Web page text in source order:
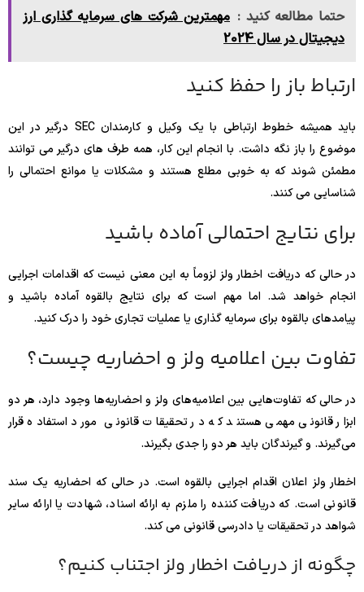
حتما مطالعه کنید : مهمترین شرکت های سرمایه گذاری ارز
دیجیتال در سال 2024
ارتباط باز را حفظ کنید
باید همیشه خطوط ارتباطی با یک وکیل و کارمندان SEC درگیر در این
موضوع را باز نگه داشت. با انجام این کار، همه طرف های درگیر می توانند
مطمئن شوند که به خوبی مطلع هستند و مشکلات یا موانع احتمالی را
شناسایی می کنند.
برای نتایج احتمالی آماده باشید
در حالی که دریافت اخطار ولز لزوماً به این معنی نیست که اقدامات اجرایی
انجام خواهد شد. اما مهم است که برای نتایج بالقوه آماده باشید و
پیامدهای بالقوه برای سرمایه گذاری یا عملیات تجاری خود را درک کنید.
تفاوت بین اعلامیه ولز و احضاریه چیست؟
در حالی که تفاوت‌هایی بین اعلامیه‌های ولز و احضاریه‌ها وجود دارد، هر دو
ابزار قانونی مهمی هستند که در تحقیقات قانونی مورد استفاده قرار
می‌گیرند. و گیرندگان باید هر دو را جدی بگیرند.
اخطار ولز اعلان اقدام اجرایی بالقوه است. در حالی که احضاریه یک سند
قانونی است. که دریافت کننده را ملزم به ارائه اسناد، شهادت یا ارائه سایر
شواهد در تحقیقات یا دادرسی قانونی می کند.
چگونه از دریافت اخطار ولز اجتناب کنیم؟